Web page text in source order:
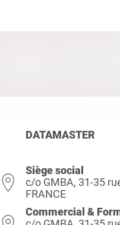
DATAMASTER
Siège social
c/o GMBA, 31-35
FRANCE
Commercial &